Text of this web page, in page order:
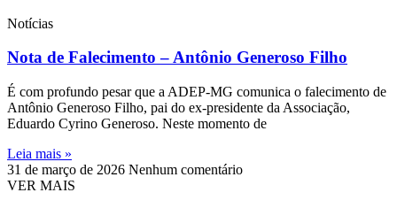
Notícias
Nota de Falecimento – Antônio Generoso Filho
É com profundo pesar que a ADEP-MG comunica o falecimento de
Antônio Generoso Filho, pai do ex-presidente da Associação,
Eduardo Cyrino Generoso. Neste momento de
Leia mais »
31 de março de 2026 Nenhum comentário
VER MAIS